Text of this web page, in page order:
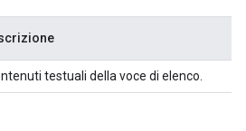
testuali della voce di elenco.